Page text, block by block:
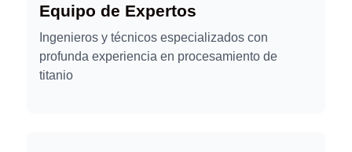
Equipo de Expertos
Ingenieros y técnicos especializados con
profunda experiencia en procesamiento de
titanio